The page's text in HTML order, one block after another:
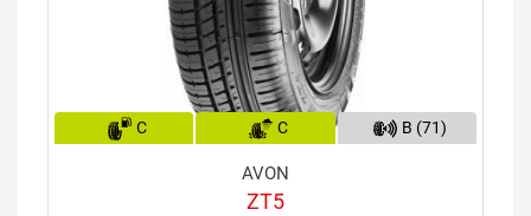
C C B (71)
AVON
ZT5